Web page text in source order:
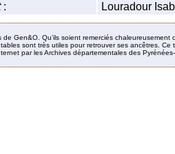
: Louradour
Gen&O. Qu’ils soient remerciés chaleureusement
sont très utiles pour retrouver ses ancêtres. Ce
par les Archives départementales des